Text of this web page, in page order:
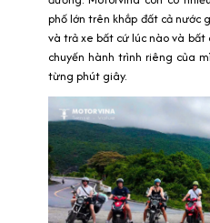
phố lớn trên khắp đất cả nước
và trả xe bất cứ lúc nào và
chuyến hành trình riêng của
từng phút giây.